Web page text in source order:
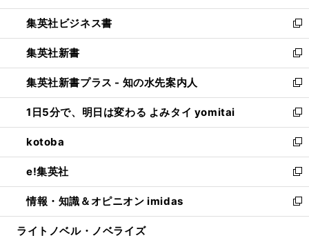
開
く
ウ
で
開
く
ン
ド
ウ
で
開
く
し
い
ウ
ィ
ン
ド
ウ
で
開
く
集英社ビジネス書
新
し
い
ウ
ィ
ン
ド
ウ
で
開
く
集英社新書
新
し
い
ウ
ィ
ン
ド
ウ
で
開
く
集英社新書プラス - 知の水先案内人
新
し
い
ウ
ィ
ン
ド
ウ
で
開
1日5分で、明日は変わる よみタイ yomitai
新
し
い
ウ
ィ
ン
ド
ウ
kotoba
新
し
い
ウ
ィ
ン
e!集英社
新
し
い
ウ
情報・知識＆オピニオン imidas
新
し
ライトノベル・ノベライズ